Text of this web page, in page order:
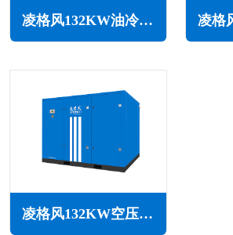
凌格风132KW油冷永磁变频空压机LSH系列
凌格风132KW空压机LS系列